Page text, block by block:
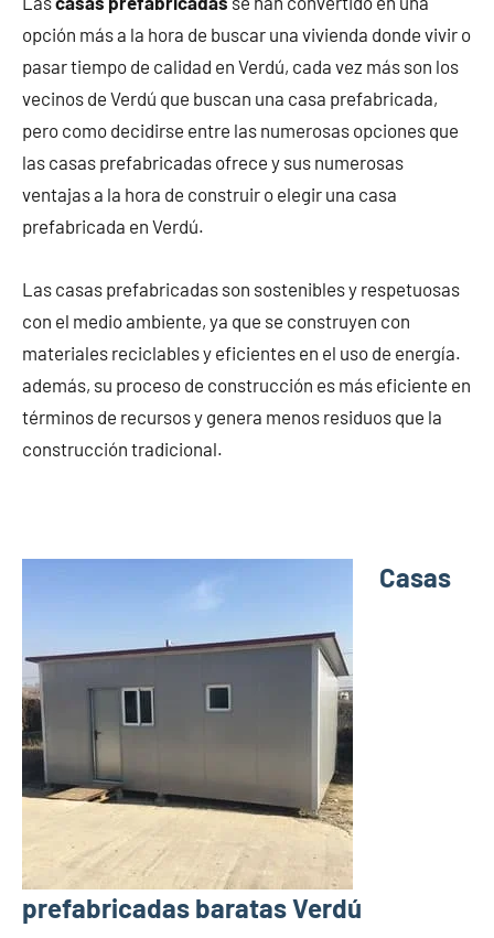
opción más a la hora de buscar una vivienda donde vivir o
pasar tiempo de calidad en Verdú, cada vez más son los
vecinos de Verdú que buscan una casa prefabricada,
pero como decidirse entre las numerosas opciones que
las casas prefabricadas ofrece y sus numerosas
ventajas a la hora de construir o elegir una casa
prefabricada en Verdú.
Las casas prefabricadas son sostenibles y respetuosas
con el medio ambiente, ya que se construyen con
materiales reciclables y eficientes en el uso de energía.
además, su proceso de construcción es más eficiente en
términos de recursos y genera menos residuos que la
construcción tradicional.
Casas
prefabricadas baratas Verdú